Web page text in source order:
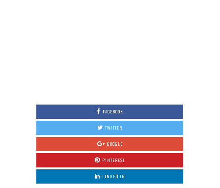
FACEBOOK
TWITTER
GOOGLE
PINTEREST
LINKED IN